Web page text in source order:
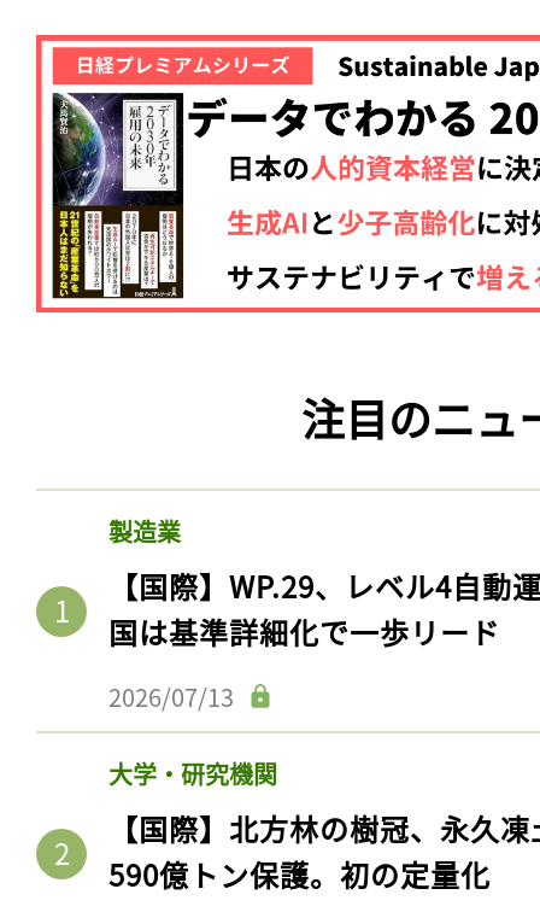
注目のニュ
製造業
【国際】WP.29、レベル4自動
国は基準詳細化で一歩リード
2026/07/13
大学・研究機関
【国際】北方林の樹冠、永久
590億トン保護。初の定量化